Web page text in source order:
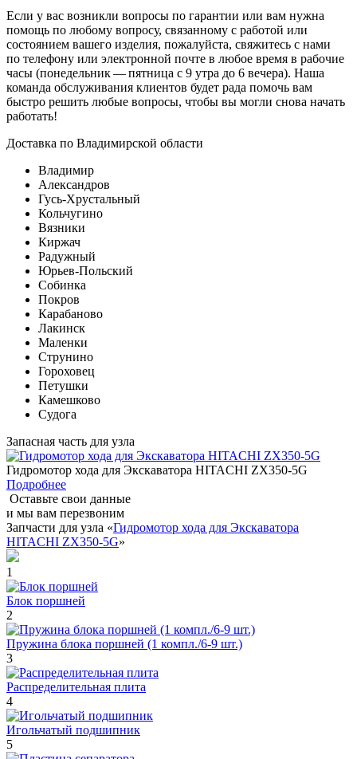
Если у вас возникли вопросы по гарантии или вам нужна
помощь по любому вопросу, связанному с работой или
состоянием вашего изделия, пожалуйста, свяжитесь с нами
по телефону или электронной почте в любое время в рабочие
часы (понедельник — пятница с 9 утра до 6 вечера). Наша
команда обслуживания клиентов будет рада помочь вам
быстро решить любые вопросы, чтобы вы могли снова начать
работать!
Доставка по Владимирской области
Владимир
Александров
Гусь-Хрустальный
Кольчугино
Вязники
Киржач
Радужный
Юрьев-Польский
Собинка
Покров
Карабаново
Лакинск
Маленки
Струнино
Гороховец
Петушки
Камешково
Судога
Запасная часть для узла
Гидромотор хода для Экскаватора HITACHI ZX350-5G
Подробнее
Оставьте свои данные
и мы вам перезвоним
Запчасти для узла «Гидромотор хода для Экскаватора
HITACHI ZX350-5G»
1
Блок поршней
2
Пружина блока поршней (1 компл./6-9 шт.)
3
Распределительная плита
4
Игольчатый подшипник
5